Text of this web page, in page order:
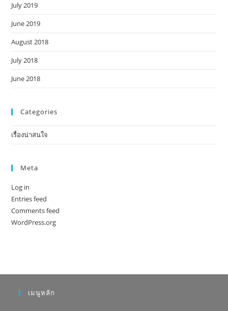
July 2019
June 2019
August 2018
July 2018
June 2018
Categories
เรื่องน่าสนใจ
Meta
Log in
Entries feed
Comments feed
WordPress.org
เมนูหลัก